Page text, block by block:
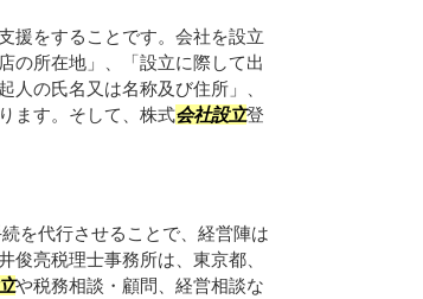
援をすることです。会社を設立
の所在地」、「設立に際して出
人の氏名又は名称及び住所」、
ます。そして、株式会社設立登
を代行させることで、経営陣は
俊亮税理士事務所は、東京都、
や税務相談・顧問、経営相談な